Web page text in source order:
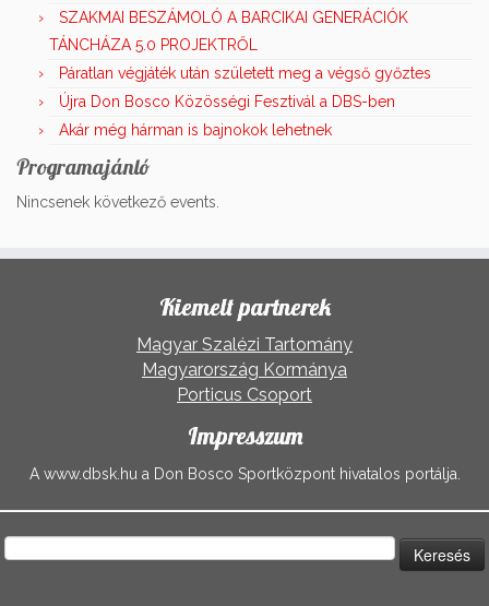
SZAKMAI BESZÁMOLÓ A BARCIKAI GENERÁCIÓK
TÁNCHÁZA 5.0 PROJEKTRŐL
Páratlan végjáték után született meg a végső győztes
Újra Don Bosco Közösségi Fesztivál a DBS-ben
Akár még hárman is bajnokok lehetnek
Programajánló
Nincsenek következő events.
Kiemelt partnerek
Magyar Szalézi Tartomány
Magyarország Kormánya
Porticus Csoport
Impresszum
A www.dbsk.hu a Don Bosco Sportközpont hivatalos portálja.